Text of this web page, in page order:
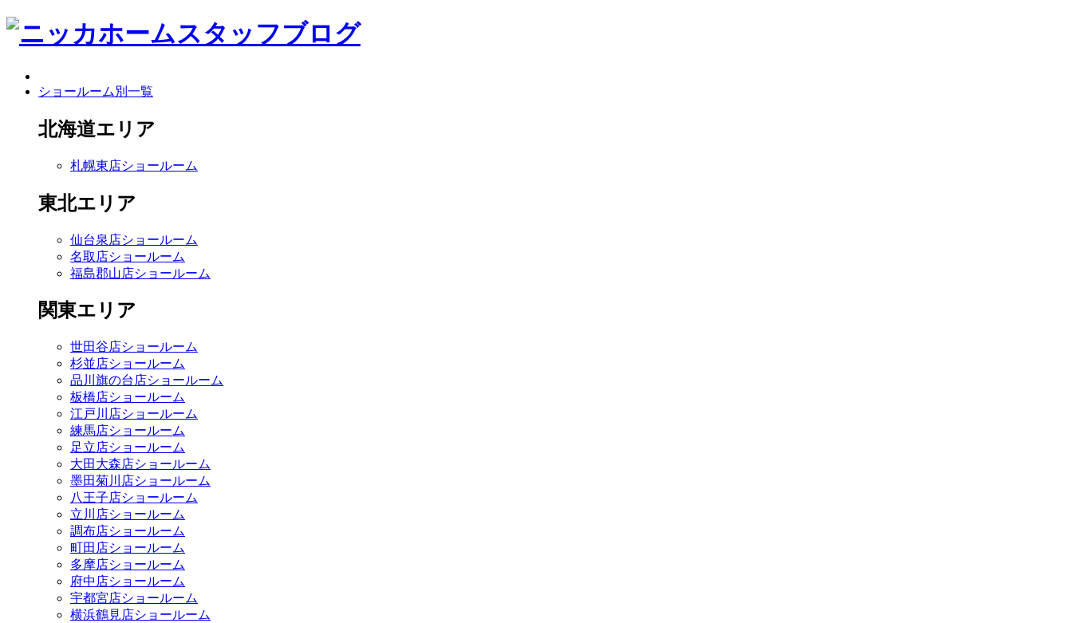
ショールーム別一覧
北海道エリア
札幌東店ショールーム
東北エリア
仙台泉店ショールーム
名取店ショールーム
福島郡山店ショールーム
関東エリア
世田谷店ショールーム
杉並店ショールーム
品川旗の台店ショールーム
板橋店ショールーム
江戸川店ショールーム
練馬店ショールーム
足立店ショールーム
大田大森店ショールーム
墨田菊川店ショールーム
八王子店ショールーム
立川店ショールーム
調布店ショールーム
町田店ショールーム
多摩店ショールーム
府中店ショールーム
宇都宮店ショールーム
横浜鶴見店ショールーム